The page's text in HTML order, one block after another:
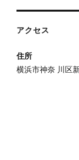
アクセス
住所
横浜市神奈 川区